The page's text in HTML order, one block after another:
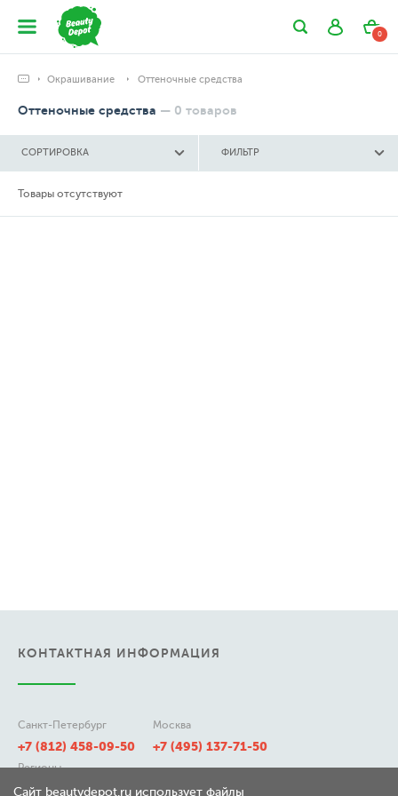
0
Окрашивание Оттеночные средства
Оттеночные средства — 0 товаров
СОРТИРОВКА ФИЛЬТР
Товары отсутствуют
КОНТАКТНАЯ ИНФОРМАЦИЯ
Санкт-Петербург
+7 (812) 458-09-50
Москва
+7 (495) 137-71-50
Регионы
8 (800) 511-21-50
Сайт beautydepot.ru использует файлы